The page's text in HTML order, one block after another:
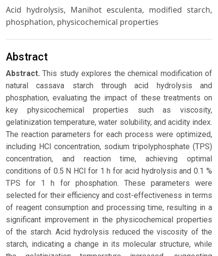
Acid hydrolysis, Manihot esculenta, modified starch,
phosphation, physicochemical properties
Abstract
Abstract. This study explores the chemical modification of
natural cassava starch through acid hydrolysis and
phosphation, evaluating the impact of these treatments on
key physicochemical properties such as viscosity,
gelatinization temperature, water solubility, and acidity index.
The reaction parameters for each process were optimized,
including HCl concentration, sodium tripolyphosphate (TPS)
concentration, and reaction time, achieving optimal
conditions of 0.5 N HCl for 1 h for acid hydrolysis and 0.1 %
TPS for 1 h for phosphation. These parameters were
selected for their efficiency and cost-effectiveness in terms
of reagent consumption and processing time, resulting in a
significant improvement in the physicochemical properties
of the starch. Acid hydrolysis reduced the viscosity of the
starch, indicating a change in its molecular structure, while